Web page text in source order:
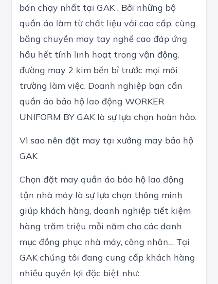
bán chạy nhất tại GAK . Bởi những bộ
quần áo làm từ chất liệu vải cao cấp, cùng
băng chuyền may tay nghề cao đáp ứng
hầu hết tính linh hoạt trong vận động,
đường may 2 kim bền bỉ trước mọi môi
trường làm việc. Doanh nghiệp bạn cần
quần áo bảo hộ lao động WORKER
UNIFORM BY GAK là sự lựa chọn hoàn hảo.
Vì sao nên đặt may tại xưởng may bảo hộ
GAK
Chọn đặt may quần áo bảo hộ lao động
tận nhà máy là sự lựa chọn thông minh
giúp khách hàng, doanh nghiệp tiết kiệm
hàng trăm triệu mỗi năm cho các danh
mục đồng phục nhà máy, công nhân… Tại
GAK chúng tôi đang cung cấp khách hàng
nhiều quyền lợi đặc biệt như: